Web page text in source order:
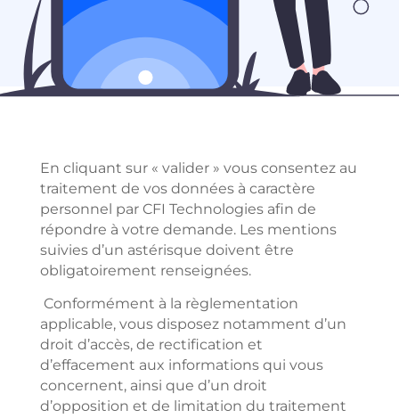
En cliquant sur « valider » vous consentez au
traitement de vos données à caractère
personnel par CFI Technologies afin de
répondre à votre demande. Les mentions
suivies d’un astérisque doivent être
obligatoirement renseignées.
Conformément à la règlementation
applicable, vous disposez notamment d’un
droit d’accès, de rectification et
d’effacement aux informations qui vous
concernent, ainsi que d’un droit
d’opposition et de limitation du traitement